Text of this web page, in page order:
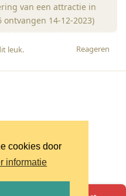
cookies door
informatie
van een attractie in
ontvangen 14-12-2023)
Reageren
leuk.